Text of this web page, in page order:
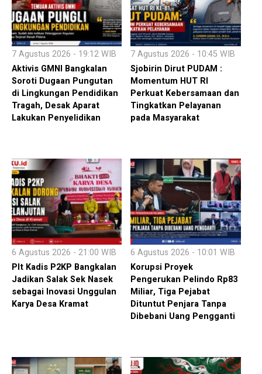
7 Agustus 2026 - 19:12 WIB
Aktivis GMNI Bangkalan
Soroti Dugaan Pungutan
di Lingkungan Pendidikan
Tragah, Desak Aparat
Lakukan Penyelidikan
7 Agustus 2026 - 10:45 WIB
Sjobirin Dirut PUDAM :
Momentum HUT RI
Perkuat Kebersamaan dan
Tingkatkan Pelayanan
pada Masyarakat
6 Agustus 2026 - 21:00 WIB
Plt Kadis P2KP Bangkalan
Jadikan Salak Sek Nasek
sebagai Inovasi Unggulan
Karya Desa Kramat
6 Agustus 2026 - 10:01 WIB
Korupsi Proyek
Pengerukan Pelindo Rp83
Miliar, Tiga Pejabat
Dituntut Penjara Tanpa
Dibebani Uang Pengganti